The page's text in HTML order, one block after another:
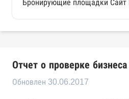
Бронирующие площадки Сайт
Отчет о проверке бизнеса
Обновлен 30.06.2017